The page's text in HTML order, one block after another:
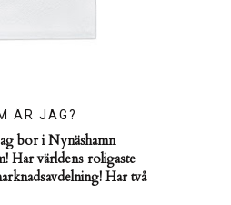
ÄR JAG?
bor i Nynäshamn
Har världens roligaste
Har två